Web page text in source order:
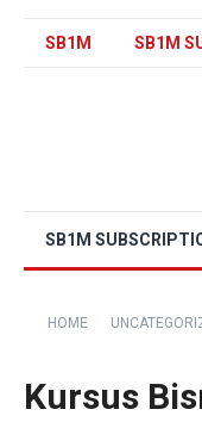
SB1M SB1M
SB1M
HOME
Kursus